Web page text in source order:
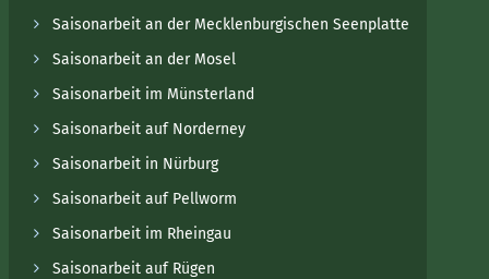
Saisonarbeit an der Mecklenburgischen Seenplatte
Saisonarbeit an der Mosel
Saisonarbeit im Münsterland
Saisonarbeit auf Norderney
Saisonarbeit in Nürburg
Saisonarbeit auf Pellworm
Saisonarbeit im Rheingau
Saisonarbeit auf Rügen